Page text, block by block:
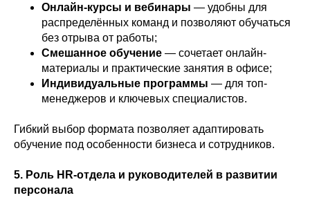
Онлайн-курсы и вебинары — удобны для
распределённых команд и позволяют обучаться
без отрыва от работы;
Смешанное обучение — сочетает онлайн-
материалы и практические занятия в офисе;
Индивидуальные программы — для топ-
менеджеров и ключевых специалистов.
Гибкий выбор формата позволяет адаптировать
обучение под особенности бизнеса и сотрудников.
5. Роль HR-отдела и руководителей в развитии
персонала